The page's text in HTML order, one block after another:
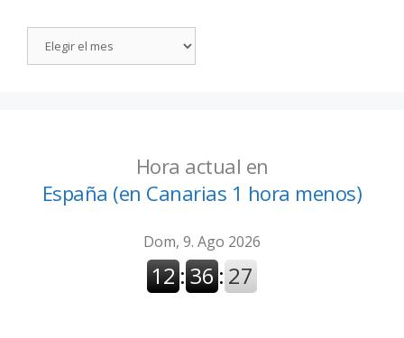
Hora actual en
España (en Canarias 1 hora menos)